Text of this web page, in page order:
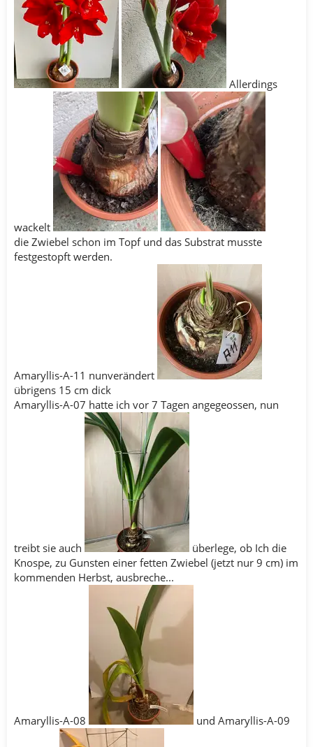
Allerdings
wackelt
die Zwiebel schon im Topf und das Substrat musste
festgestopft werden.
Amaryllis-A-11 nunverändert
übrigens 15 cm dick
Amaryllis-A-07 hatte ich vor 7 Tagen angegeossen, nun
treibt sie auch
überlege, ob Ich die
Knospe, zu Gunsten einer fetten Zwiebel (jetzt nur 9 cm) im
kommenden Herbst, ausbreche...
Amaryllis-A-08 und Amaryllis-A-09